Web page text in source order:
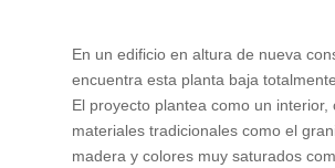
En un edificio en altura de nueva
encuentra esta planta baja
El proyecto plantea como un interior,
materiales tradicionales como el
madera y colores muy saturados